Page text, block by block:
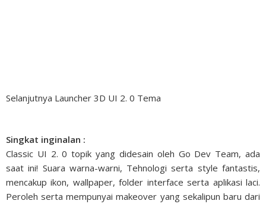
Selanjutnya Launcher 3D UI 2. 0 Tema
Singkat inginalan :
Classic UI 2. 0 topik yang didesain oleh Go Dev Team, ada
saat ini! Suara warna-warni, Tehnologi serta style fantastis,
mencakup ikon, wallpaper, folder interface serta aplikasi laci.
Peroleh serta mempunyai makeover yang sekalipun baru dari